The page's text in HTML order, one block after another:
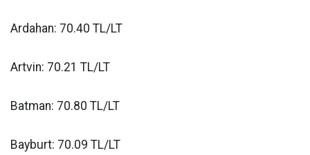
Ardahan: 70.40 TL/LT
Artvin: 70.21 TL/LT
Batman: 70.80 TL/LT
Bayburt: 70.09 TL/LT